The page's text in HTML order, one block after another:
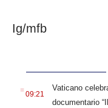
Ig/mfb
. 09:21
Vaticano
documentario